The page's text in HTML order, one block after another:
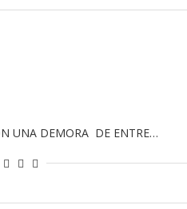
UNA DEMORA DE ENTRE…